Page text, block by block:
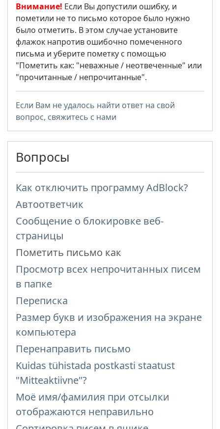
Внимание! Если Вы допустили ошибку, и
пометили не то письмо которое было нужно
было отметить. В этом случае установите
флажок напротив ошибочно помеченного
письма и уберите пометку с помощью
"Пометить как: "неважные / неотвеченные" или
"прочитанные / непрочитанные".
Если Вам не удалось найти ответ на свой
вопрос, свяжитесь с нами
Вопросы
Как отключить программу AdBlock?
Автоответчик
Сообщение о блокировке веб-
страницы
Пометить письмо как
Просмотр всех непрочитанных писем
в папке
Переписка
Размер букв и изображения на экране
компьютера
Перенаправить письмо
Kuidas tühistada postkasti staatust
"Mitteaktiivne"?
Моё имя/фамилия при отсылки
отображаются неправильно